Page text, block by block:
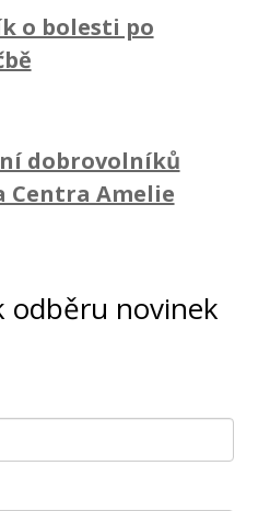
o bolesti po
dobrovolníků
Centra Amelie
odběru novinek